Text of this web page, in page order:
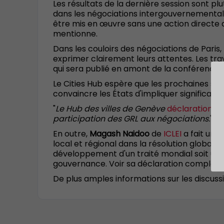
Les résultats de la dernière session sont
dans les négociations
être mis en œuvre sans une action directe
mentionne.
Dans les couloirs des négociations de
exprimer clairement leurs attentes. Les
qui sera publié en amont de la conférence
Le Cities Hub espère que les prochaines
convaincre les États d'impliquer
"Le Hub des villes de Genèvedéclaration
participation des GRL aux négociations.",
En outre, Magash Naidoode ICLEI a fait une
local et régional dans la résolution globale
développement d'un traité mondial soit
gouvernance. Voir sa déclaration complète
De plus amples informations sur les